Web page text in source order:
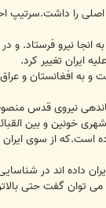
را داشت.سرتیپ
نیرو فرستاد.
افغانستان و عراق
نیروی قدس
خونین و بین
داده اند در
حتی بالاتر از کلاه